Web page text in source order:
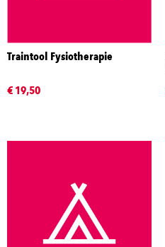
Traintool Fysiotherapie
€ 19,50